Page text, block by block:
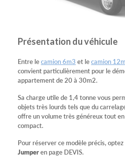
Présentation du véhicule
Entre lecamion 6m3 et lecamion
convient particulièrement pour le
appartement de 20 à 30m2.
Sa charge utile de 1,4 tonne vous
objets très lourds tels que du
offre un volume très généreux tout
compact.
Pour réserver ce modèle précis,
Jumperen page DEVIS.